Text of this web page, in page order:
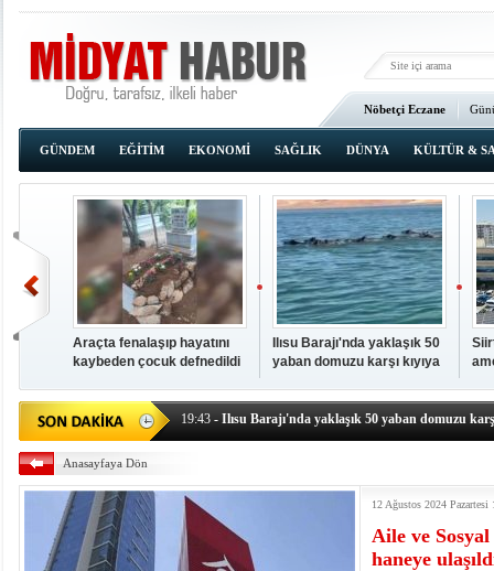
Nöbetçi Eczane
Ana Sayfa
GÜNDEM
EĞİTİM EKONOMİ SAĞLIK DÜNYA KÜLTÜR &
Araçta fenalaşıp hayatını
kaybeden çocuk defnedildi
Ilısu Barajı'nda yaklaşık 50
yaban domuzu karşı kıyıya
- OKUMAK İÇİN TIKLAYIN
19:43 - Ilısu Barajı'nda yaklaşık 50 yaban domuzu
19:42- Hacıoğlu: UMKE ekipleri bilgi, cesaret ve
19:08- HÜDA PAR Şırnak il başkanı Yalçın:
istiyor
19:06- Öter: Maneviyatı ve ahlaki yapıyı bozan en
kumardır
18:06
- MARSU, Kabala Mahallesi'nin Yaklaşık 40
18:14 - VEFAT • Mehmet Ata Baştuğ
Anasayfaya Dön
12 Ağustos 2024 Pazartesi
Aile ve
haneye